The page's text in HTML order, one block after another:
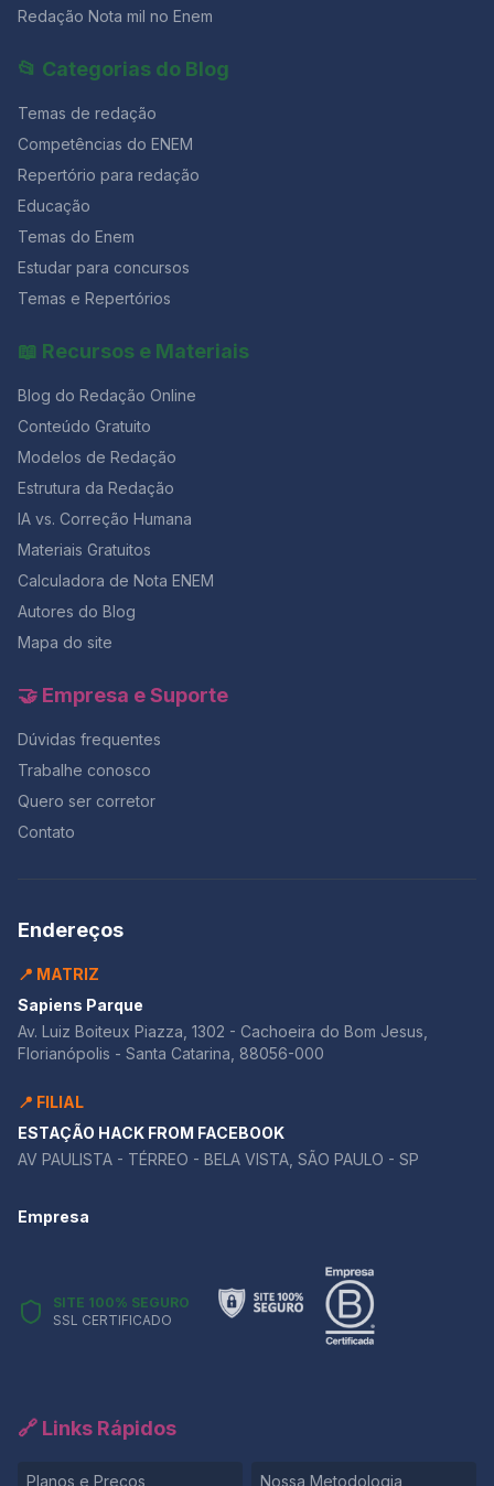
Redação Nota mil no Enem
📂 Categorias do Blog
Temas de redação
Competências do ENEM
Repertório para redação
Educação
Temas do Enem
Estudar para concursos
Temas e Repertórios
📖 Recursos e Materiais
Blog do Redação Online
Conteúdo Gratuito
Modelos de Redação
Estrutura da Redação
IA vs. Correção Humana
Materiais Gratuitos
Calculadora de Nota ENEM
Autores do Blog
Mapa do site
🤝 Empresa e Suporte
Dúvidas frequentes
Trabalhe conosco
Quero ser corretor
Contato
Endereços
📍 MATRIZ
Sapiens Parque
Av. Luiz Boiteux Piazza, 1302 - Cachoeira do Bom Jesus,
Florianópolis - Santa Catarina, 88056-000
📍 FILIAL
ESTAÇÃO HACK FROM FACEBOOK
AV PAULISTA - TÉRREO - BELA VISTA, SÃO PAULO - SP
Empresa
SITE 100% SEGURO
SSL CERTIFICADO
🔗 Links Rápidos
Planos e Preços Nossa Metodologia